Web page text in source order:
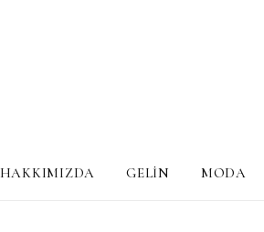
HAKKIMIZDA GELİN MODA